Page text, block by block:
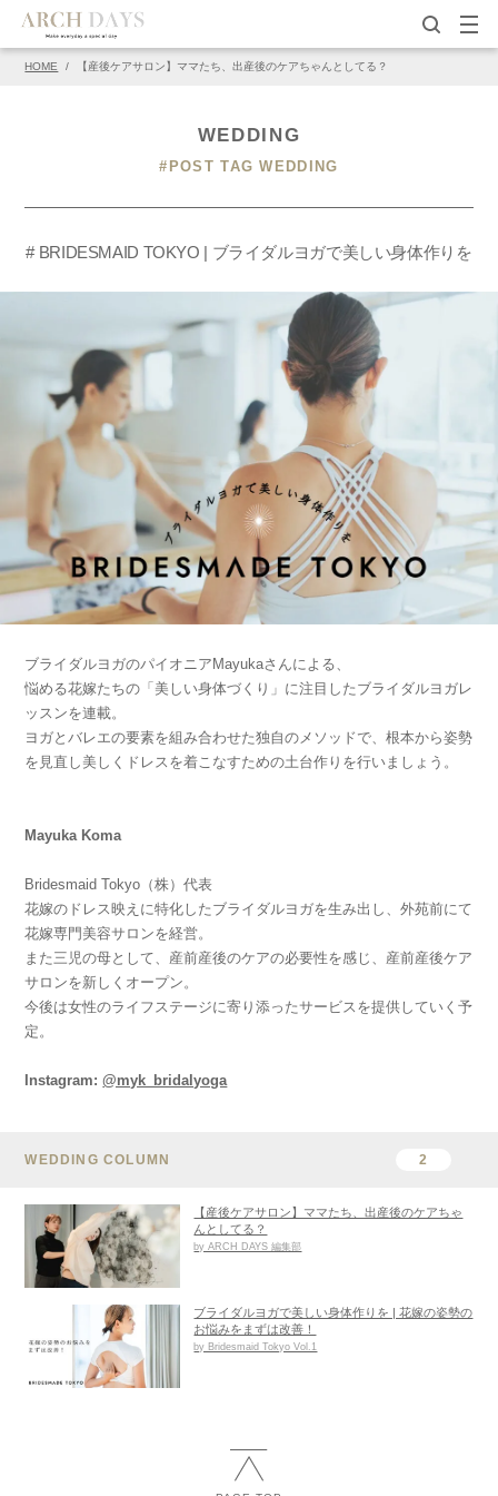
HOME / 【産後ケアサロン】ママたち、出産後のケアちゃんとしてる？
WEDDING
#POST TAG WEDDING
# BRIDESMAID TOKYO | ブライダルヨガで美しい身体作りを
ブライダルヨガのパイオニアMayukaさんによる、
悩める花嫁たちの「美しい身体づくり」に注目したブライダルヨガレ
ッスンを連載。
ヨガとバレエの要素を組み合わせた独自のメソッドで、根本から姿勢
を見直し美しくドレスを着こなすための土台作りを行いましょう。
Mayuka Koma
Bridesmaid Tokyo（株）代表
花嫁のドレス映えに特化したブライダルヨガを生み出し、外苑前にて
花嫁専門美容サロンを経営。
また三児の母として、産前産後のケアの必要性を感じ、産前産後ケア
サロンを新しくオープン。
今後は女性のライフステージに寄り添ったサービスを提供していく予
定。
Instagram:@myk_bridalyoga
WEDDING COLUMN 2
【産後ケアサロン】ママたち、出産後のケアちゃ
んとしてる？
by ARCH DAYS 編集部
ブライダルヨガで美しい身体作りを | 花嫁の姿勢の
お悩みをまずは改善！
by Bridesmaid Tokyo Vol.1